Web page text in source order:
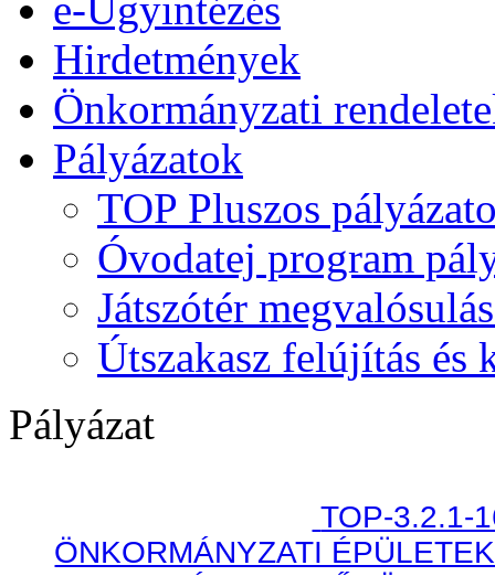
Hirdetmények
Önkormányzati
Pályázatok
TOP Pluszos
Óvodatej program
Játszótér
Útszakasz felújítás és
Pályázat
TOP-3.2.1-
ÖNKORMÁNYZATI